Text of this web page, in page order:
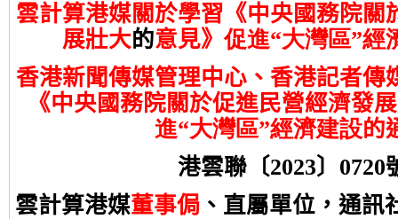
雲計算港媒關於學習《中央國務院關
展壯大的意見》促進“大灣區”經
香港新聞傳媒管理中心、香港記者傳
《中央國務院關於促進民營經濟發
進“大灣區”經濟建設的
港雲聯〔2023〕 0720
雲計算港媒董事侷 、直屬單位，通訊